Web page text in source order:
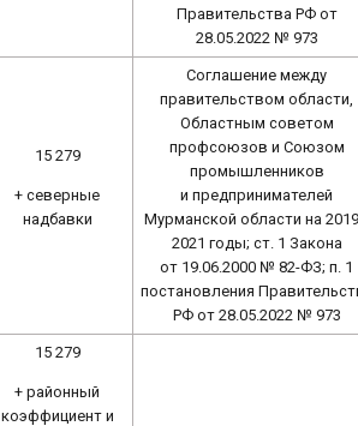
Правительства РФ от
28.05.2022 № 973
15 279
+ северные
надбавки
Соглашение между
правительством области,
Областным советом
профсоюзов и Союзом
промышленников
и предпринимателей
Мурманской области на
2021 годы; ст. 1 Закона
от 19.06.2000 № 82-ФЗ; п. 1
постановления
РФ от 28.05.2022 № 973
15 279
+ районный
коэффициент и